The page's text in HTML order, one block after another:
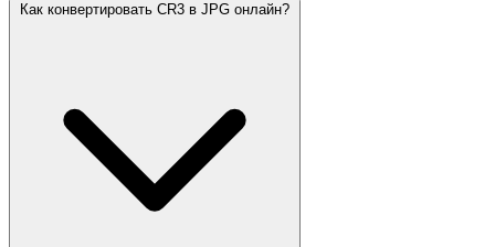
Как конвертировать CR3 в JPG онлайн?